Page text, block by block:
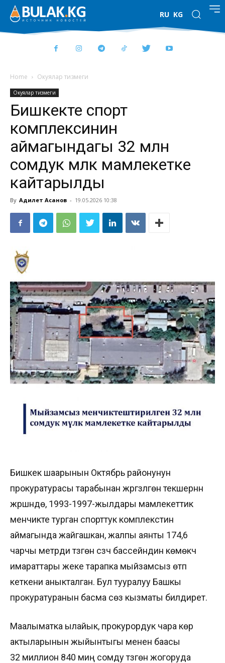
RU KG
Home Окуялар тизмеги
Окуялар тизмеги
Бишкекте спорт
комплексинин
аймагындагы 32 млн
сомдук мүлк мамлекетке
кайтарылды
By Адилет Асанов - 19.05.2026 10:38
Бишкек шаарынын Октябрь районунун
прокуратурасы тарабынан жүргүзүлгөн текшерүүнүн
жүрүшүндө, 1993-1997-жылдары мамлекеттик
менчикте турган спорттук комплекстин
аймагында жайгашкан, жалпы аянты 174,6
чарчы метрди түзгөн сүзүүчү бассейндин көмөкчү
имараттары жеке тарапка мыйзамсыз өтүп
кеткени аныкталган. Бул тууралуу Башкы
прокуратуранын басма сөз кызматы билдирет.
Маалыматка ылайык, прокурордук чара көрүү
актыларынын жыйынтыгы менен баасы
32 миллион 840 миң сомду түзгөн жогоруда